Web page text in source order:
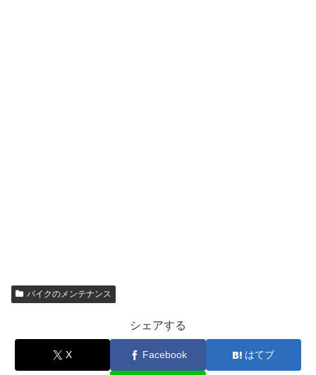
バイクのメンテナンス
シェアする
X Facebook はてブ